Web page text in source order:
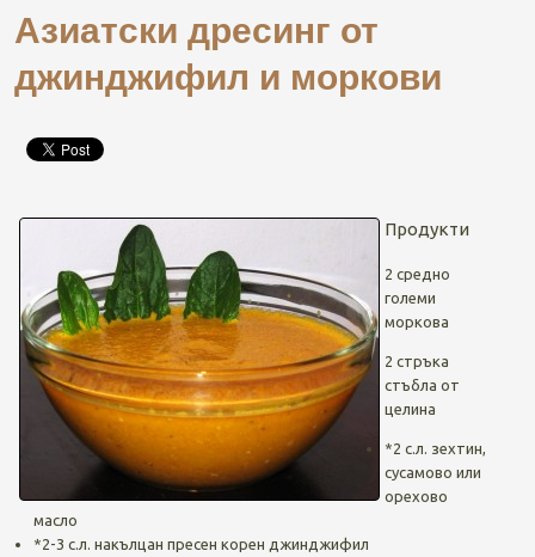
Азиатски дресинг от
джинджифил и моркови
Продукти
2 средно
големи
моркова
2 стръка
стъбла от
целина
*2 с.л. зехтин,
сусамово или
орехово
масло
*2-3 с.л. накълцан пресен корен джинджифил